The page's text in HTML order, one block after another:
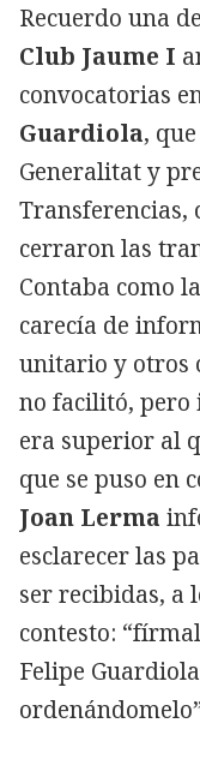
Recuerdo una
Club Jaume I
convocatorias
Guardiola,
Generalitat y
Transferencias,
cerraron las
Contaba como
carecía de
unitario y otros
no facilitó, pero
era superior al
que se puso en
Joan Lerma
esclarecer las
ser recibidas, a
contesto:
Felipe